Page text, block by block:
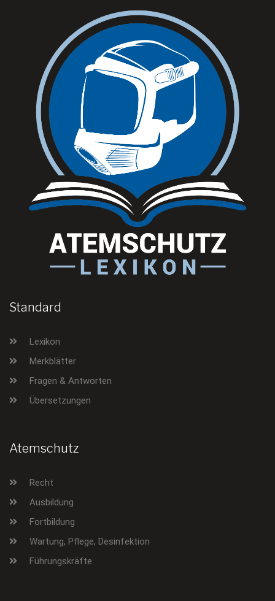
Standard
Lexikon
Merkblätter
Fragen & Antworten
Übersetzungen
Atemschutz
Recht
Ausbildung
Fortbildung
Wartung, Pflege, Desinfektion
Führungskräfte